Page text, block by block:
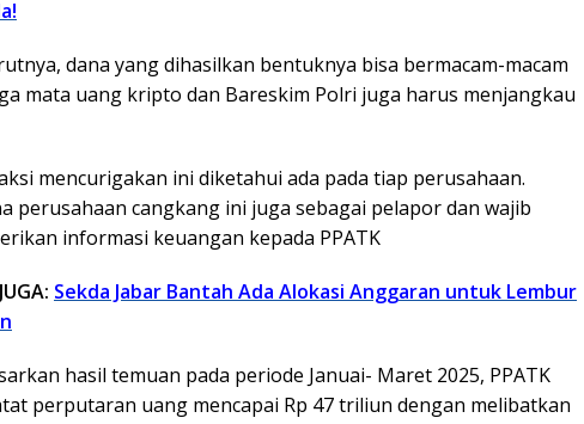
dana yang dihasilkan bentuknya bisa bermacam-macam
mata uang kripto dan Bareskim Polri juga harus menjangkau
mencurigakan ini diketahui ada pada tiap perusahaan.
perusahaan cangkang ini juga sebagai pelapor dan wajib
informasi keuangan kepada PPATK
Sekda Jabar Bantah Ada Alokasi Anggaran untuk Lembur
hasil temuan pada periode Januai- Maret 2025, PPATK
perputaran uang mencapai Rp 47 triliun dengan melibatkan